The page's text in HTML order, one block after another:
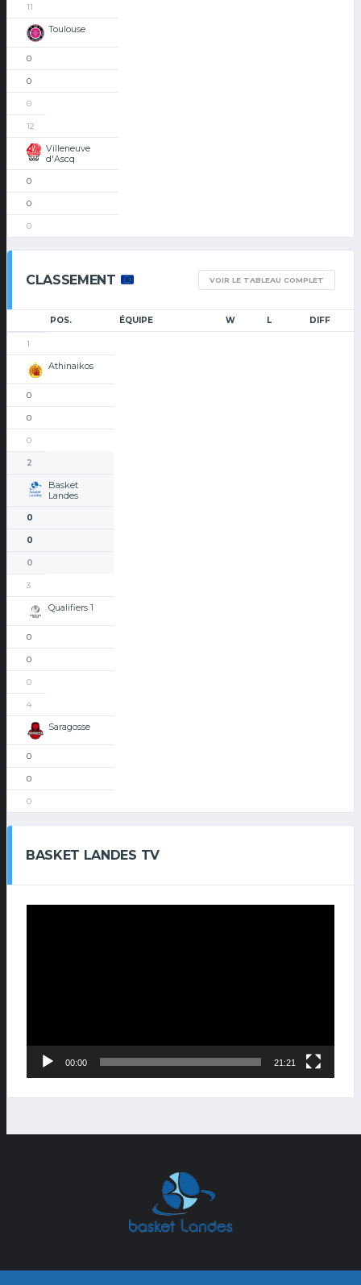
11
Toulouse
0
0
0
12
Villeneuve
d'Ascq
0
0
0
CLASSEMENT VOIR LE TABLEAU COMPLET
POS. ÉQUIPE W L DIFF
1
Athinaikos
0
0
0
2
Basket
Landes
0
0
0
3
Qualifiers 1
0
0
0
4
Saragosse
0
0
0
BASKET LANDES TV
00:00 21:21